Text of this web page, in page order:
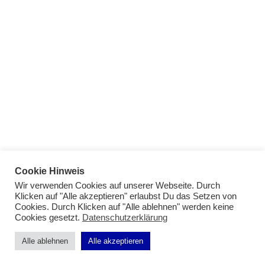
Impressum|Datenschutz
Cookie Hinweis
Wir verwenden Cookies auf unserer Webseite. Durch
Klicken auf "Alle akzeptieren" erlaubst Du das Setzen von
Cookies. Durch Klicken auf "Alle ablehnen" werden keine
Cookies gesetzt. Datenschutzerklärung
Alle ablehnen Alle akzeptieren